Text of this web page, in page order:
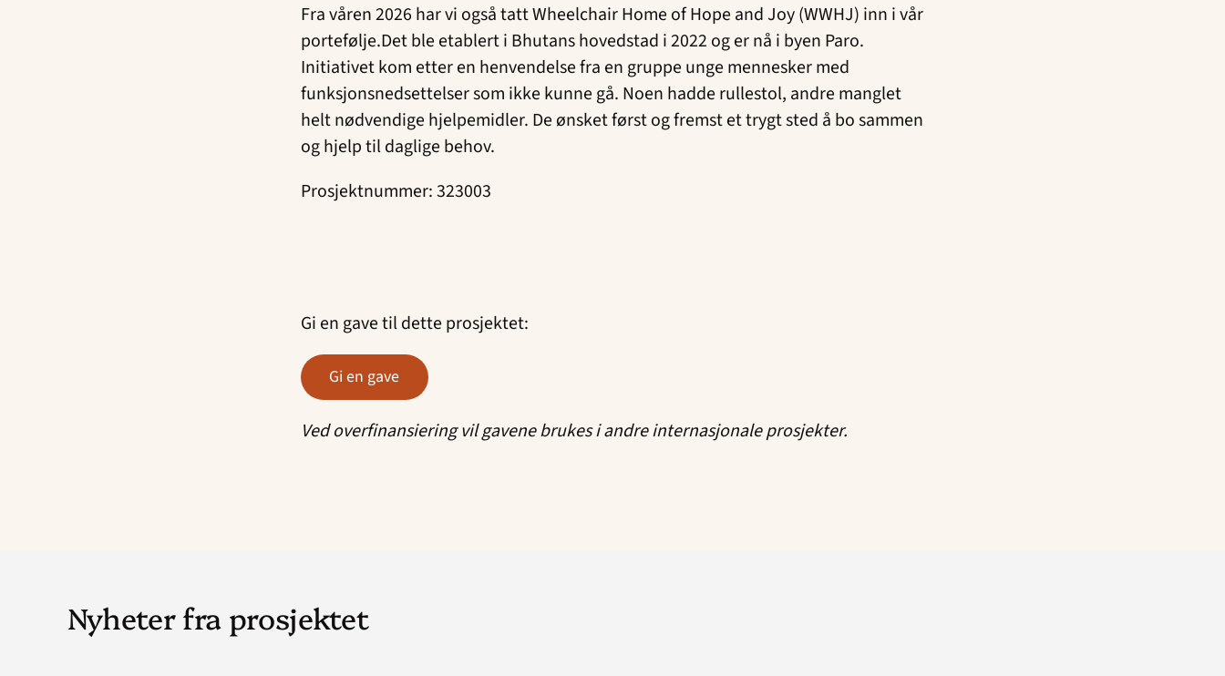
Fra våren 2026 har vi også tatt Wheelchair Home of Hope and Joy (WWHJ) inn i vår
portefølje.Det ble etablert i Bhutans hovedstad i 2022 og er nå i byen Paro.
Initiativet kom etter en henvendelse fra en gruppe unge mennesker med
funksjonsnedsettelser som ikke kunne gå. Noen hadde rullestol, andre manglet
helt nødvendige hjelpemidler. De ønsket først og fremst et trygt sted å bo sammen
og hjelp til daglige behov.
Prosjektnummer: 323003
Gi en gave til dette prosjektet:
Gi en gave
Ved overfinansiering vil gavene brukes i andre internasjonale prosjekter.
Nyheter fra prosjektet